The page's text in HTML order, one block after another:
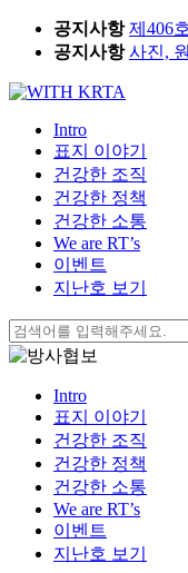
Skip
content
공지사항 제406
공지사항 사진,
Intro
표지 이야기
건강한 조직
건강한 정책
건강한 소통
We are RT’s
이벤트
지난호 보기
검
색:
Intro
표지 이야기
건강한 조직
건강한 정책
건강한 소통
We are RT’s
이벤트
지난호 보기